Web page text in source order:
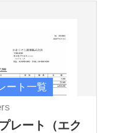
ート一覧
レート（エク